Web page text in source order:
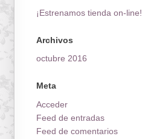
¡Estrenamos tienda on-line!
Archivos
octubre 2016
Meta
Acceder
Feed de entradas
Feed de comentarios